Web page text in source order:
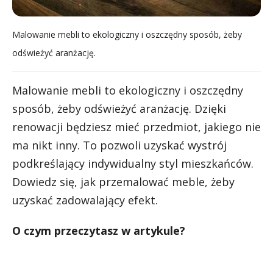
Malowanie mebli to ekologiczny i oszczędny sposób, żeby
odświeżyć aranżację.
Malowanie mebli to ekologiczny i oszczędny
sposób, żeby odświeżyć aranżację. Dzięki
renowacji będziesz mieć przedmiot, jakiego nie
ma nikt inny. To pozwoli uzyskać wystrój
podkreślający indywidualny styl mieszkańców.
Dowiedz się, jak przemalować meble, żeby
uzyskać zadowalający efekt.
O czym przeczytasz w artykule?